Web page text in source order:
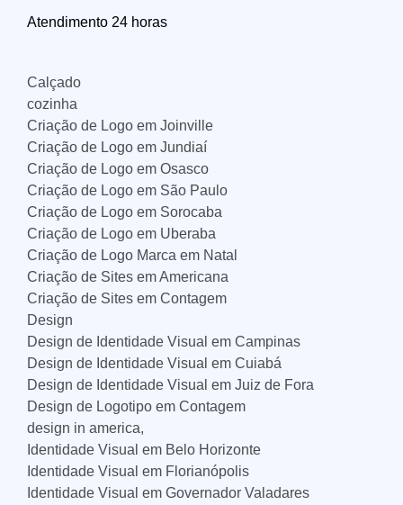
Atendimento 24 horas
Calçado
cozinha
Criação de Logo em Joinville
Criação de Logo em Jundiaí
Criação de Logo em Osasco
Criação de Logo em São Paulo
Criação de Logo em Sorocaba
Criação de Logo em Uberaba
Criação de Logo Marca em Natal
Criação de Sites em Americana
Criação de Sites em Contagem
Design
Design de Identidade Visual em Campinas
Design de Identidade Visual em Cuiabá
Design de Identidade Visual em Juiz de Fora
Design de Logotipo em Contagem
design in america,
Identidade Visual em Belo Horizonte
Identidade Visual em Florianópolis
Identidade Visual em Governador Valadares